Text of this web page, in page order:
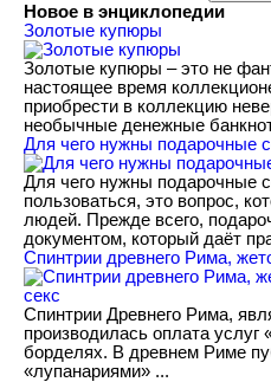
Новое в энциклопедии
Золотые купюры
Золотые купюры – это не
настоящее время
приобрести в коллекцию
необычные денежные
​Для чего нужны подарочные
Для чего нужны подарочные
пользоваться, это вопрос,
людей. Прежде всего,
документом, который даёт
Спинтрии древнего Рима,
Спинтрии Древнего Рима,
производилась оплата
борделях. В древнем Риме
«лупанариями» ...